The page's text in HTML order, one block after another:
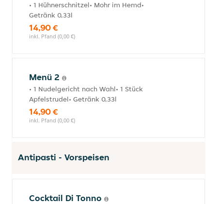
• 1 Hühnerschnitzel• Mohr im Hemd•
Getränk 0,33l
14,90 €
inkl. Pfand (0,00 €)
Menü 2
• 1 Nudelgericht nach Wahl• 1 Stück
Apfelstrudel• Getränk 0,33l
14,90 €
inkl. Pfand (0,00 €)
Antipasti - Vorspeisen
Cocktail Di Tonno